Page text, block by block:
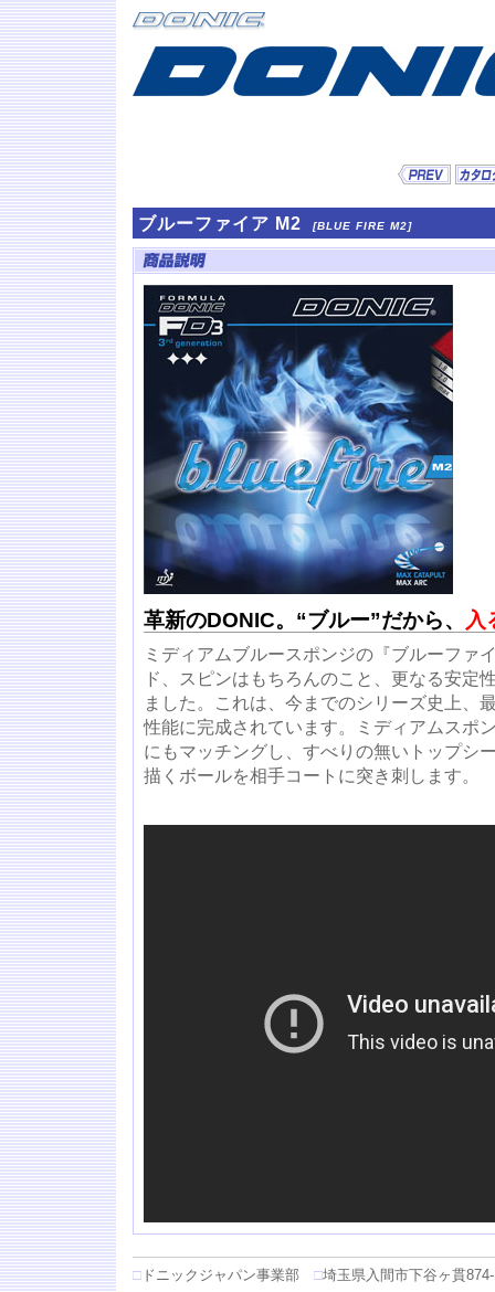
ブルーファイア M2 [BLUE FIRE M2]
革新のDONIC。“ブルー”だから、 入
ミディアムブルースポンジの『ブルーファ
ド、スピンはもちろんのこと、更なる安定
ました。これは、今までのシリーズ史上、
性能に完成されています。ミディアムスポ
にもマッチングし、すべりの無いトップシ
描くボールを相手コートに突き刺します。
□ ドニックジャパン事業部 □埼玉県入間市下谷ヶ貫